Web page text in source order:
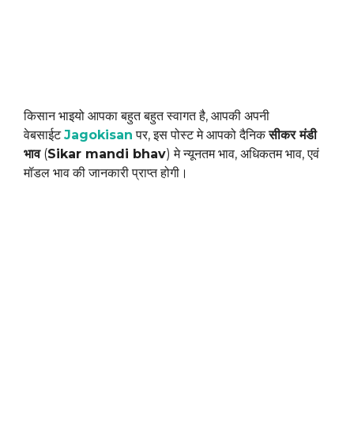
किसान भाइयो आपका बहुत बहुत स्वागत है, आपकी अपनी
वेबसाईटJagokisan पर, इस पोस्ट मे आपको दैनिकसीकर मंडी
भाव(Sikar mandi bhav) मे न्यूनतम भाव, अधिकतम भाव, एवं
मॉडल भाव की जानकारी प्राप्त होगी।